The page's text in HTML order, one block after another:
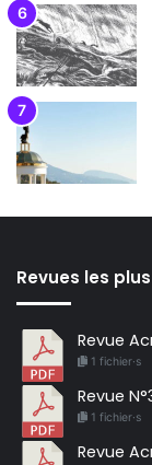
Revues les
Revue
1 fichier·s
Revue
1 fichier·s
Revue